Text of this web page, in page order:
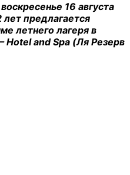
16 августа
предлагается
летнего лагеря в
Hotel and Spa (Ля Резерв